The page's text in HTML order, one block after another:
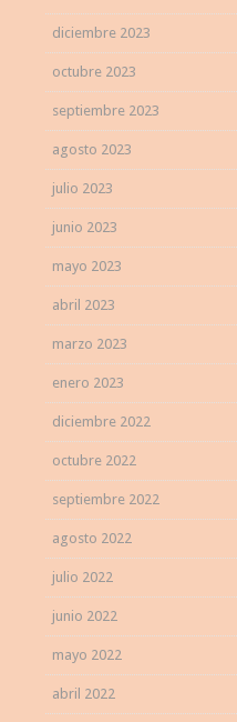
diciembre 2023
octubre 2023
septiembre 2023
agosto 2023
julio 2023
junio 2023
mayo 2023
abril 2023
marzo 2023
enero 2023
diciembre 2022
octubre 2022
septiembre 2022
agosto 2022
julio 2022
junio 2022
mayo 2022
abril 2022